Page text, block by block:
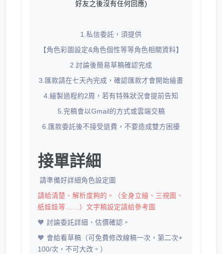
好友之後沒有任何回應)
1.私信委託，須提供
【角色彩圖設定&角色個性等等角色相關資料】
2.討論後簡易草稿確認完成
3.匯款請在七天內完成，確認匯款才會開始繪畫
4.繪製過程約2周，若有特殊狀況會提前告知
5.完稿會以Gmail的方式或雲端交稿
6.匯款委託後不接受退費，不要造成雙方困擾
接單詳細
請準備好詳細角色設定圖
請給清楚、解析度夠的。（全身立繪、三視圖、
紙娃娃等……）文字稿設定請給參考圖
🧡 討論委託詳細、估價確認。
🧡 會給看草稿（可免費修改線稿一次，第二次+
100/次，不可大改。）